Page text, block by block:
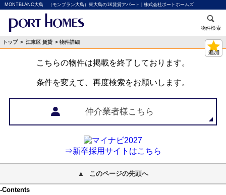
MONTBLANC大島 （モンブラン大島）東大島の1K賃貸アパート | 株式会社ポートホームズ
物件検索
トップ > 江東区 賃貸 > 物件詳細
こちらの物件は掲載を終了しております。
条件を変えて、再度検索をお願いします。
仲介業者様こちら
⇒新卒採用サイトはこちら
このページの先頭へ
-Contents